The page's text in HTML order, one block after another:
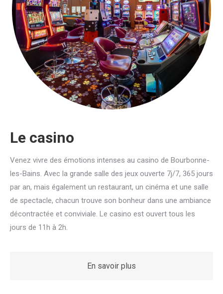
Le casino
Venez vivre des émotions intenses au casino de Bourbonne-
les-Bains. Avec la grande salle des jeux ouverte 7j/7, 365 jours
par an, mais également un restaurant, un cinéma et une salle
de spectacle, chacun trouve son bonheur dans une ambiance
décontractée et conviviale. Le casino est ouvert tous les
jours de 11h à 2h.
En savoir plus